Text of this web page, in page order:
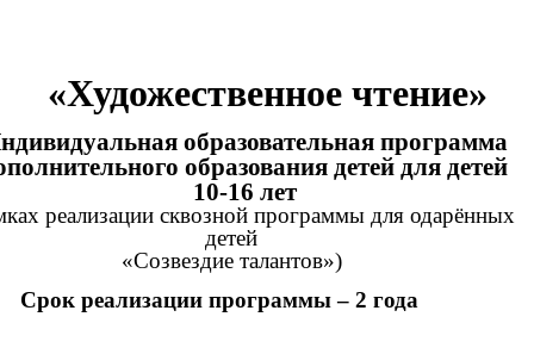
«Художественное чтение»
образовательная программа
образования детей для детей
10-16 лет
реализации сквозной программы для одарённых
детей
«Созвездие талантов»)
Срок реализации программы – 2 года